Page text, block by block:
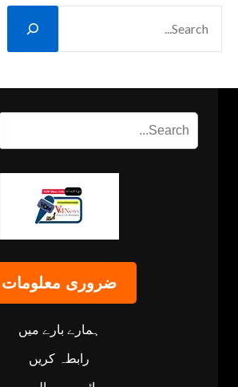
ضروری معلومات
ہمارے بارے میں
رابطہ کریں